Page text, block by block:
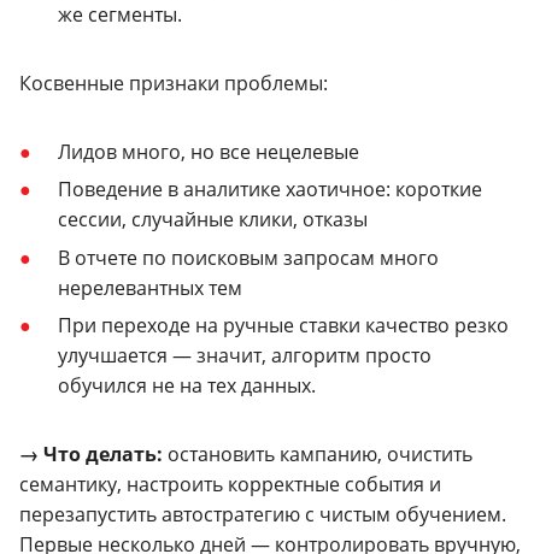
же сегменты.
Косвенные признаки проблемы:
Лидов много, но все нецелевые
Поведение в аналитике хаотичное: короткие
сессии, случайные клики, отказы
В отчете по поисковым запросам много
нерелевантных тем
При переходе на ручные ставки качество резко
улучшается — значит, алгоритм просто
обучился не на тех данных.
→ Что делать: остановить кампанию, очистить
семантику, настроить корректные события и
перезапустить автостратегию с чистым обучением.
Первые несколько дней — контролировать вручную,